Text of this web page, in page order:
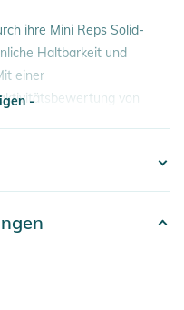
ihre Mini Reps Solid-
Haltbarkeit und
einer
von
verstärkt und
Ansatz wahrt. Der
das Eindringen
-